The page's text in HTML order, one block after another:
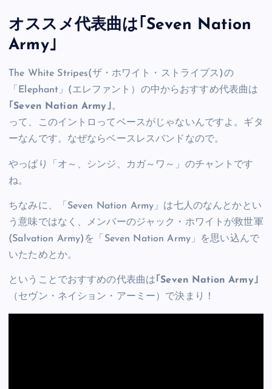
オススメ代表曲は｢Seven Nation
Army｣
The White Stripes(ザ・ホワイト・ストライプス)の
「Elephant」(エレファント）の中からおすすめ代表曲は
｢Seven Nation Army｣ 。
って、このイントロってベースがじゃないんですよ。ギタ
ーなんです。なぜならベースレスバンドなので。
やっぱり「オ～、シンジ、カガ～ワ～」のチャントです
ね。
ちなみに、「Seven Nation Army」は七人のなんとかとい
う意味ではなく、メンバーのジャック・ホワイトが救世軍
(Salvation Army)を「Seven Nation Army」を思い込んで
いたためとか。
ということでおすすめの代表曲は｢Seven Nation Army｣
（セヴン・ネイション・アーミー）で決まり！